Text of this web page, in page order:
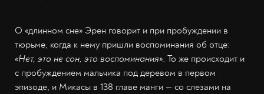
О «длинном сне» Эрен говорит и при пробуждении в
тюрьме, когда к нему пришли воспоминания об отце:
«Нет, это не сон, это воспоминания». То же происходит и
с пробуждением мальчика под деревом в первом
эпизоде, и Микасы в 138 главе манги — со слезами на